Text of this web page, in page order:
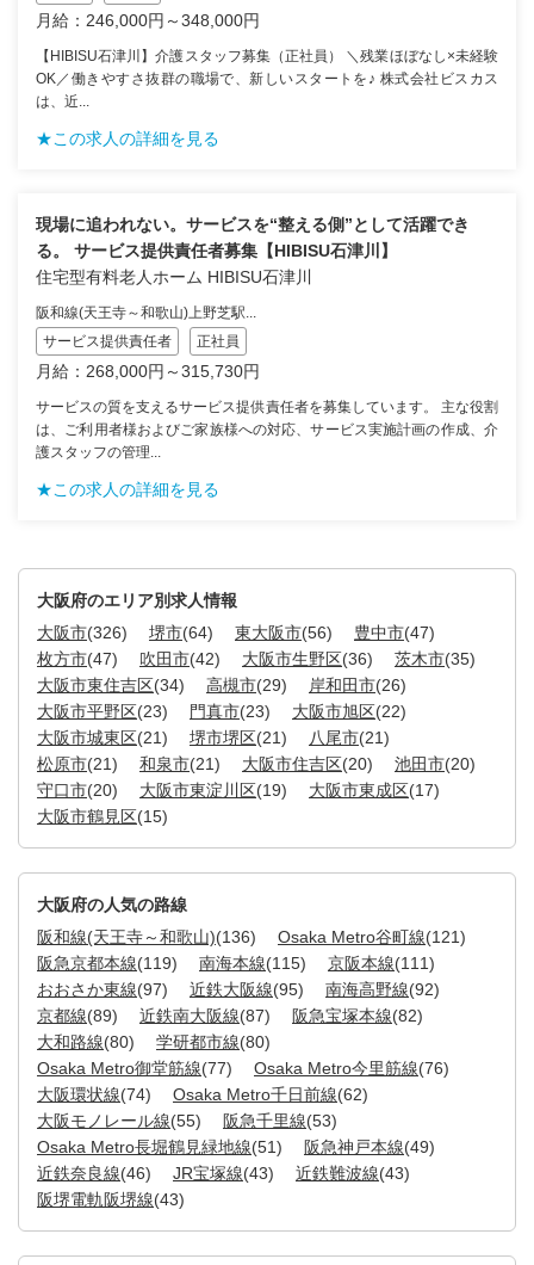
月給：246,000円～348,000円
【HIBISU石津川】介護スタッフ募集（正社員） ＼残業ほぼなし×未経験
OK／働きやすさ抜群の職場で、新しいスタートを♪ 株式会社ビスカス
は、近...
★この求人の詳細を見る
現場に追われない。サービスを“整える側”として活躍でき
る。 サービス提供責任者募集【HIBISU石津川】
住宅型有料老人ホーム HIBISU石津川
阪和線(天王寺～和歌山)上野芝駅...
サービス提供責任者
正社員
月給：268,000円～315,730円
サービスの質を支えるサービス提供責任者を募集しています。 主な役割
は、ご利用者様およびご家族様への対応、サービス実施計画の作成、介
護スタッフの管理...
★この求人の詳細を見る
大阪府のエリア別求人情報
大阪市(326) 堺市(64) 東大阪市(56) 豊中市(47)
枚方市(47) 吹田市(42) 大阪市生野区(36) 茨木市(35)
大阪市東住吉区(34) 高槻市(29) 岸和田市(26)
大阪市平野区(23) 門真市(23) 大阪市旭区(22)
大阪市城東区(21) 堺市堺区(21) 八尾市(21)
松原市(21) 和泉市(21) 大阪市住吉区(20) 池田市(20)
守口市(20) 大阪市東淀川区(19) 大阪市東成区(17)
大阪市鶴見区(15)
大阪府の人気の路線
阪和線(天王寺～和歌山)(136) Osaka Metro谷町線(121)
阪急京都本線(119) 南海本線(115) 京阪本線(111)
おおさか東線(97) 近鉄大阪線(95) 南海高野線(92)
京都線(89) 近鉄南大阪線(87) 阪急宝塚本線(82)
大和路線(80) 学研都市線(80)
Osaka Metro御堂筋線(77) Osaka Metro今里筋線(76)
大阪環状線(74) Osaka Metro千日前線(62)
大阪モノレール線(55) 阪急千里線(53)
Osaka Metro長堀鶴見緑地線(51) 阪急神戸本線(49)
近鉄奈良線(46) JR宝塚線(43) 近鉄難波線(43)
阪堺電軌阪堺線(43)